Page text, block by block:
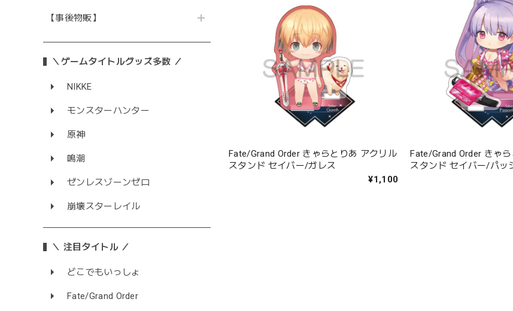
【事後物販】
＼ゲームタイトルグッズ多数 ／
NIKKE
モンスターハンター
原神
鳴潮
ゼンレスゾーンゼロ
崩壊スターレイル
＼ 注目タイトル ／
どこでもいっしょ
Fate/Grand Order
Fate/Grand Order きゃらとりあ アクリル
スタンド セイバー/ガレス
¥1,100
Fate/Grand Order きゃ
スタンド セイバー/パッ